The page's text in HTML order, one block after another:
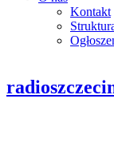
Kontakt